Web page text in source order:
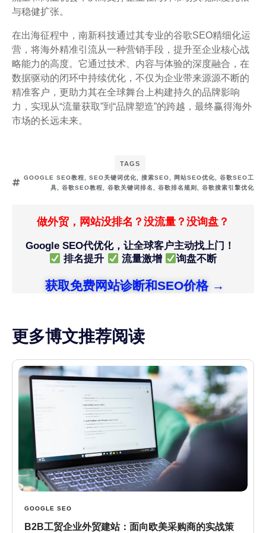
与稳健扩张。
在出海征程中，南新科技通过其专业的谷歌SEO精细化运
营，将海外精准引流从一种营销手段，提升至企业核心战
略能力的高度。它通过技术、内容与体验的深度融合，在
数据驱动的闭环中持续优化，不仅为企业带来源源不断的
精准客户，更助力其在全球舞台上构建持久的品牌影响
力，实现从“流量获取”到“品牌塑造”的跨越，最终赢得海外
市场的长远未来。
TAGS
GOOGLE SEO教程 SEO关键词优化 搜索SEO 网站SEO优化
谷歌SEO工
具
谷歌SEO教程 谷歌关键词排名 谷歌排名规则 谷歌搜索引擎优化
做外贸，网站没排名？没流量？没询盘？
Google SEO代优化，让全球客户主动找上门！
排名提升
流量激增 询盘不断
获取免费网站诊断和SEO价格 →
更多博文推荐阅读
GOOGLE SEO
B2B工贸企业外贸建站：面向欧美采购商的实战策